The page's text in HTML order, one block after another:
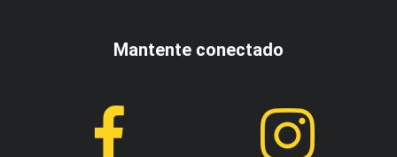
Mantente conectado